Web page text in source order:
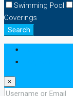
Swimming Pool
Coverings
Search
×